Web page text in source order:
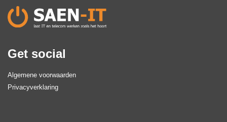
Get social
Algemene voorwaarden
Privacyverklaring